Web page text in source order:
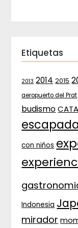
Etiquetas
2013 2014 2015
aeropuerto del Prat
budismo
con niños
Indonesia
mirador